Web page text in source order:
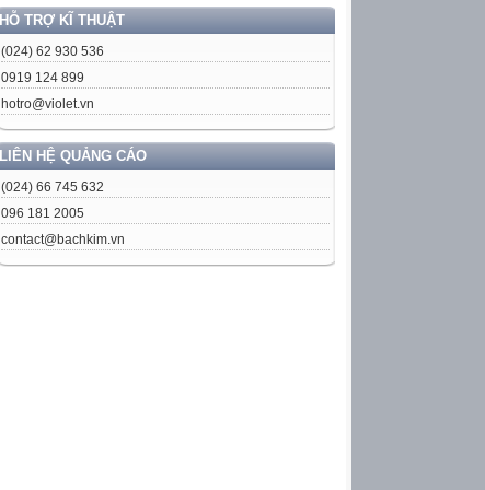
HỖ TRỢ KĨ THUẬT
(024) 62 930 536
0919 124 899
hotro@violet.vn
LIÊN HỆ QUẢNG CÁO
(024) 66 745 632
096 181 2005
contact@bachkim.vn